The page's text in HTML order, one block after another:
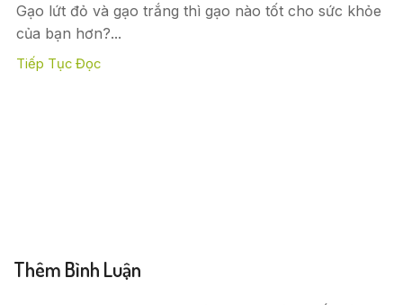
Gạo lứt đỏ và gạo trắng thì gạo nào tốt cho sức khỏe
của bạn hơn?...
Tiếp Tục Đọc
Thêm Bình Luận